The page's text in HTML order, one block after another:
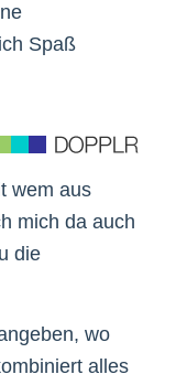
Spaß
wem aus
mich da auch
die
wo
alles